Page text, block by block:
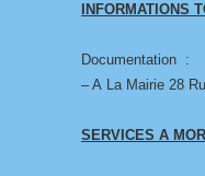
INFORMATIONS
Documentation :
– A La Mairie 28
SERVICES A